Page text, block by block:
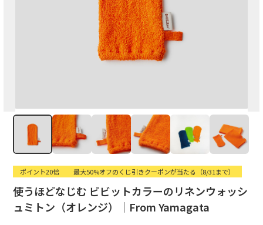
ポイント20倍 最大50%オフのくじ引きクーポンが当たる（8/31まで）
使うほどなじむ ビビットカラーのリネンウォッシ
ュミトン（オレンジ）｜From Yamagata